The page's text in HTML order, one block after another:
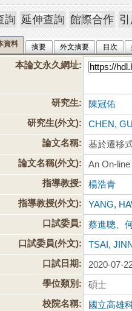
資料 摘要 外文摘要 目次
本論文永久網址:
研究生:
陳冠佑
研究生(外文):
CHEN,
論文名稱:
基於遷移
論文名稱(外文):
An On-
指導教授:
楊浩青
指導教授(外文):
YANG,
口試委員:
蔡進聰 、
口試委員(外文):
TSAI,
口試日期:
2020-07-
學位類別:
碩士
校院名稱:
國立高雄